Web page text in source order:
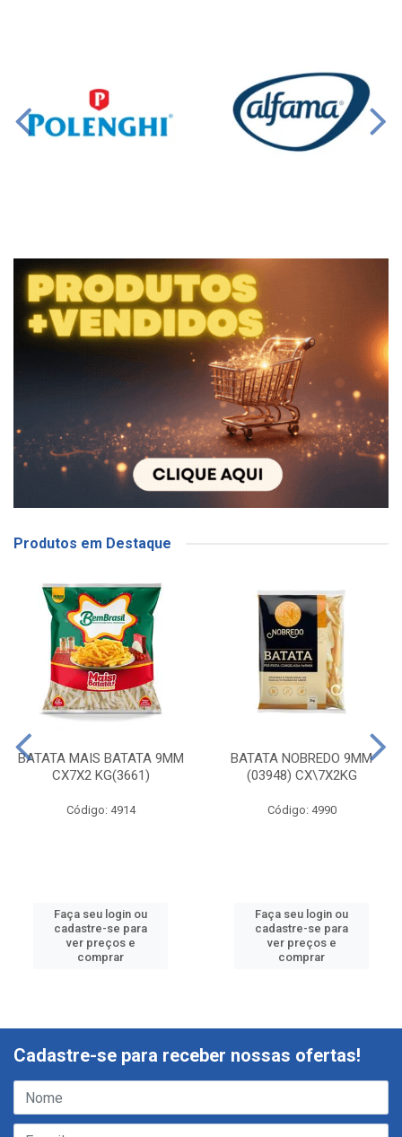
Produtos em Destaque
BATATA MAIS BATATA 9MM
CX7X2 KG(3661)
Código: 4914
Faça seu login ou
cadastre-se para
ver preços e
comprar
BATATA NOBREDO 9MM
(03948) CX\7X2KG
Código: 4990
Faça seu login ou
cadastre-se para
ver preços e
comprar
Cadastre-se para receber nossas ofertas!